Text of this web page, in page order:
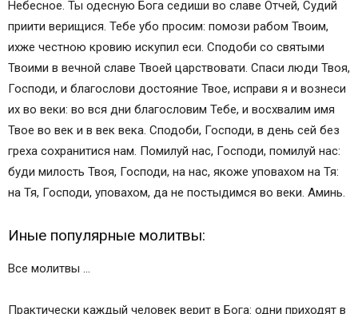
Небесное. Ты одесную Бога седиши во славе Отчей, Судий
приити верищися. Тебе убо просим: помози рабом Твоим,
ихже честною кровию искупил еси. Сподоби со святыми
Твоими в вечной славе Твоей царствовати. Спаси люди Твоя,
Господи, и благослови достояние Твое, исправи я и вознеси
их во веки: во вся дни благословим Тебе, и восхвалим имя
Твое во век и в век века. Сподоби, Господи, в день сей без
греха сохранитися нам. Помилуй нас, Господи, помилуй нас:
буди милость Твоя, Господи, на нас, якоже уповахом на Тя:
на Тя, Господи, уповахом, да не постыдимся во веки. Аминь.
Иные популярные молитвы:
Все молитвы …
Практически каждый человек верит в Бога: одни приходят в